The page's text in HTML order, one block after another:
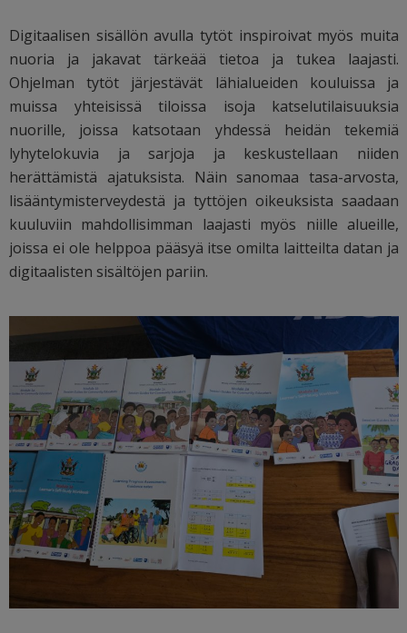
Digitaalisen sisällön avulla tytöt inspiroivat myös muita
nuoria ja jakavat tärkeää tietoa ja tukea laajasti.
Ohjelman tytöt järjestävät lähialueiden kouluissa ja
muissa yhteisissä tiloissa isoja katselutilaisuuksia
nuorille, joissa katsotaan yhdessä heidän tekemiä
lyhytelokuvia ja sarjoja ja keskustellaan niiden
herättämistä ajatuksista. Näin sanomaa tasa-arvosta,
lisääntymisterveydestä ja tyttöjen oikeuksista saadaan
kuuluviin mahdollisimman laajasti myös niille alueille,
joissa ei ole helppoa pääsyä itse omilta laitteilta datan ja
digitaalisten sisältöjen pariin.